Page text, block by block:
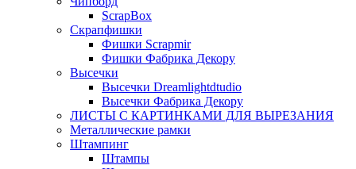
ScrapBox
Скрапфишки
Фишки Scrapmir
Фишки Фабрика Декору
Высечки
Высечки Dreamlightdtudio
Высечки Фабрика Декору
ЛИСТЫ С КАРТИНКАМИ ДЛЯ ВЫРЕЗАНИЯ
Металлические рамки
Штампинг
Штампы